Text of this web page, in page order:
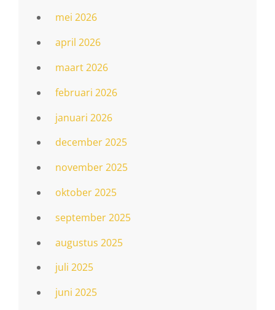
mei 2026
april 2026
maart 2026
februari 2026
januari 2026
december 2025
november 2025
oktober 2025
september 2025
augustus 2025
juli 2025
juni 2025